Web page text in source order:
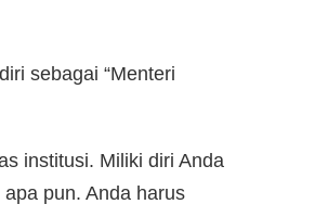
sebagai “Menteri
institusi. Miliki diri Anda
pun. Anda harus